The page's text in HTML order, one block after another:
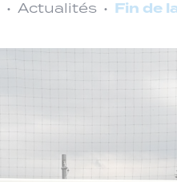
Actualités Fin de